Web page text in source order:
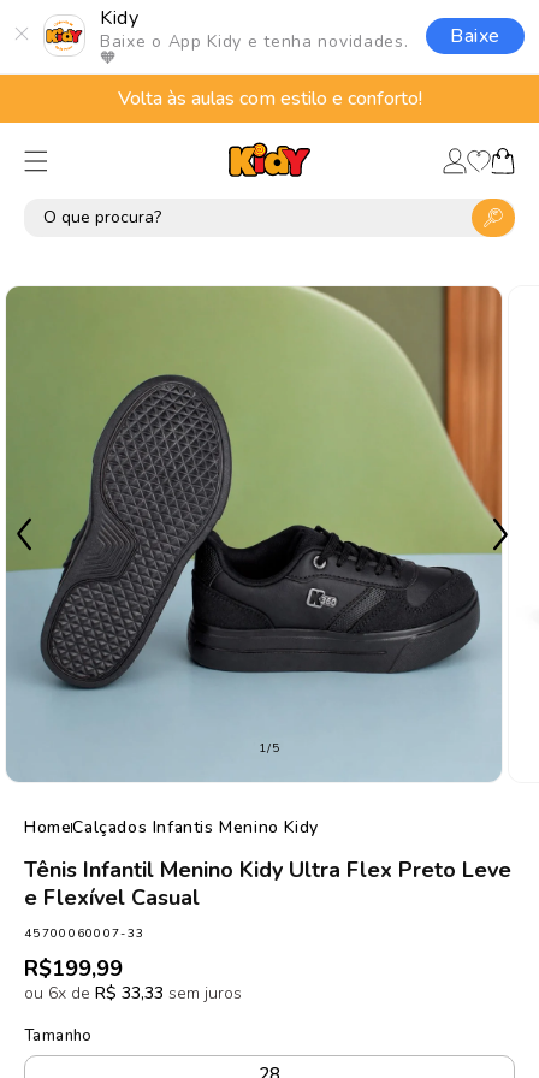
Kidy
Baixe o App Kidy e tenha novidades.
🧡
Baixe
para o
conteúdo
Volta às aulas com estilo e conforto!
Fazer
login
Lista
deCarrinho
1/de
5
HomeCalçados Infantis Menino Kidy
Tênis Infantil Menino Kidy Ultra Flex Preto Leve
e Flexível Casual
SKU:
45700060007-33
Preço
normal
R$199,99
ou 6x de R$ 33,33 sem juros
Tamanho